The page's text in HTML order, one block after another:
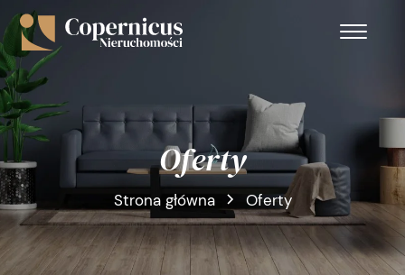
Oferty
Strona główna Oferty